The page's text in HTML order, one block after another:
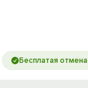
Бесплатая отмена